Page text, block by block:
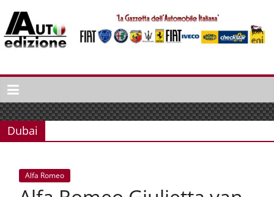
naar
inhoud
Auto
Edizione
La
Gazetta
dell'Automobile
Italiaans
Dubai
Alfa Romeo